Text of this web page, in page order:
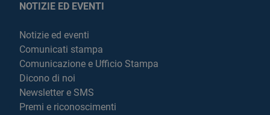
NOTIZIE ED EVENTI
Notizie ed eventi
Comunicati stampa
Comunicazione e Ufficio Stampa
Dicono di noi
Newsletter e SMS
Premi e riconoscimenti